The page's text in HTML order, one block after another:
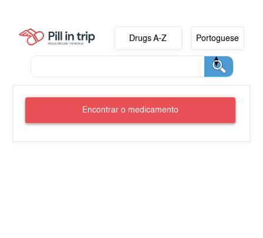
Drugs A-Z Portoguese
Encontrar o medicamento